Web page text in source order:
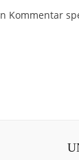
Kommentar